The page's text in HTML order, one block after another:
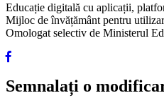
Educație digitală cu aplicații,
Mijloc de învățământ pentru
Omologat selectiv de Ministerul
Semnalați o